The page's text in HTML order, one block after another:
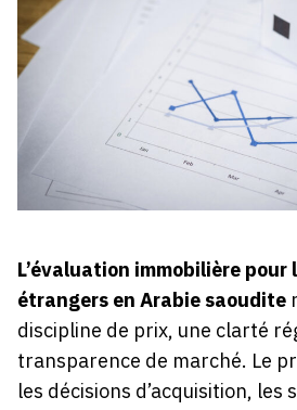
L’évaluation immobilière
étrangers en Arabie saoudite
discipline de prix, une clarté
transparence de marché. Le
les décisions d’acquisition, les